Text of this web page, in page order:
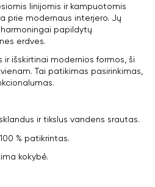
linijomis ir kampuotomis
prie modernaus interjero. Jų
papildytų
erdves.
išskirtinai modernios formos, ši
Tai patikimas pasirinkimas,
ir tikslus vandens srautas.
% patikrintas.
kokybė.